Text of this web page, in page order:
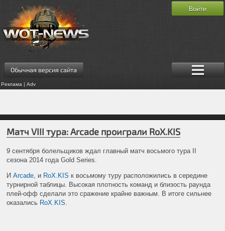
Обычная версия сайта
Реклама | Adv
Войти
Матч VIII тура: Arcade проиграли RoX.KIS
9 сентября болельщиков ждал главный матч восьмого тура II
сезона 2014 года Gold Series.
ИArcade , и RoX.KIS к восьмому туру расположились в середине
турнирной таблицы. Высокая плотность команд и близость раунда
плей-офф сделали это сражение крайне важным. В итоге сильнее
оказались RoX.KIS